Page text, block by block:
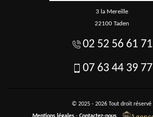
3 la Mereille
22100 Taden
02 52 56 61 71
07 63 44 39 77
© 2025 - 2026 Tout droit réservé